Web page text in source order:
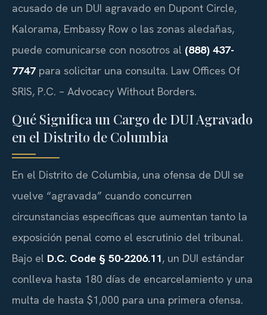
acusado de un DUI agravado en Dupont Circle,
Kalorama, Embassy Row o las zonas aledañas,
puede comunicarse con nosotros al (888) 437-
7747 para solicitar una consulta. Law Offices Of
SRIS, P.C. – Advocacy Without Borders.
Qué Significa un Cargo de DUI Agravado
en el Distrito de Columbia
En el Distrito de Columbia, una ofensa de DUI se
vuelve “agravada” cuando concurren
circunstancias específicas que aumentan tanto la
exposición penal como el escrutinio del tribunal.
Bajo el D.C. Code § 50-2206.11, un DUI estándar
conlleva hasta 180 días de encarcelamiento y una
multa de hasta $1,000 para una primera ofensa.